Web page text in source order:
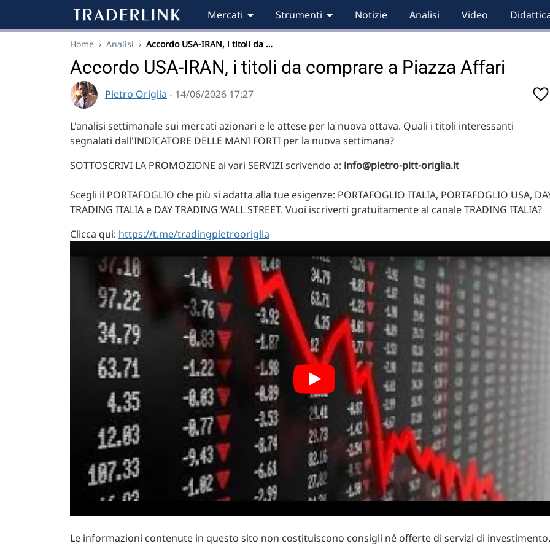
Mercati Strumenti Notizie Analisi Video
Home › Analisi › Accordo USA-IRAN, i titoli da …
Accordo USA-IRAN, i titoli da comprare a Piazza Affari
Pietro Origlia - 14/06/2026 17:27
L'analisi settimanale sui mercati azionari e le attese per la nuova ottava. Quali i titoli interessanti
segnalati dall'INDICATORE DELLE MANI FORTI per la nuova settimana?
SOTTOSCRIVI LA PROMOZIONE ai vari SERVIZI scrivendo a: info@pietro-pitt-origlia.it
Scegli il PORTAFOGLIO che più si adatta alla tue esigenze: PORTAFOGLIO ITALIA, PORTAFOGLIO USA,
TRADING ITALIA e DAY TRADING WALL STREET. Vuoi iscriverti gratuitamente al canale TRADING ITALIA?
Clicca qui: https://t.me/tradingpietrooriglia
Le informazioni contenute in questo sito non costituiscono consigli né offerte di servizi di investimento.